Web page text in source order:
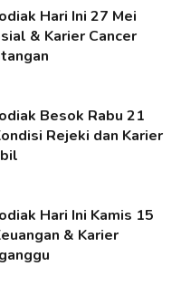
Hari Ini 27 Mei
& Karier Cancer
Besok Rabu 21
Rejeki dan Karier
Hari Ini Kamis 15
& Karier